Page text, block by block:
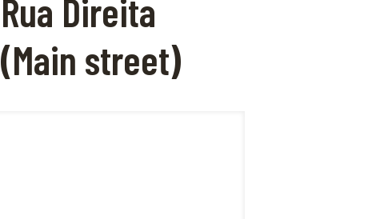
Rua Direita
(Main street)